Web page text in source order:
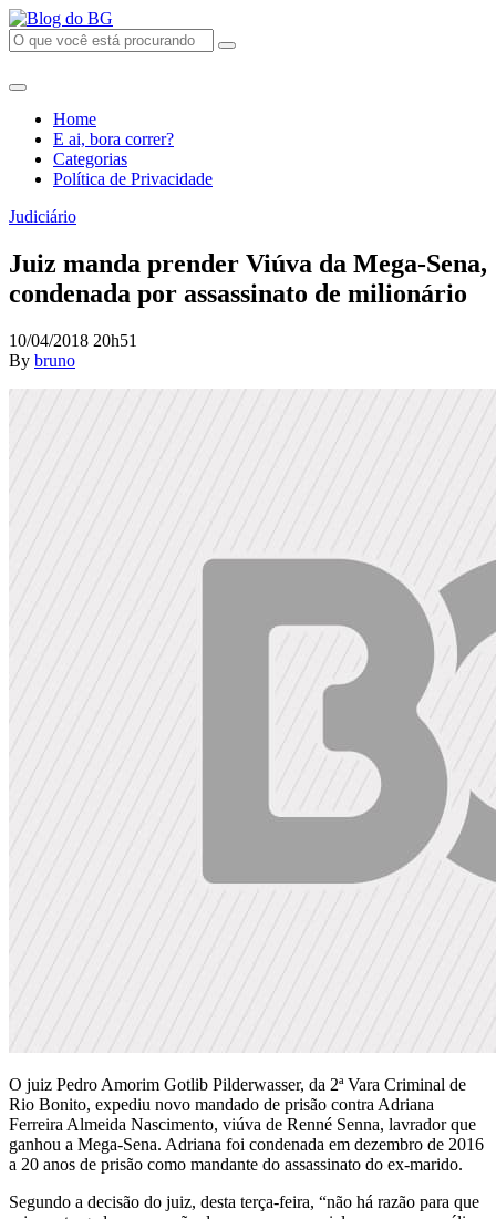
Home
E ai, bora correr?
Categorias
Política de Privacidade
Judiciário
Juiz manda prender Viúva da Mega-Sena,
condenada por assassinato de milionário
10/04/2018 20h51
By bruno
O juiz Pedro Amorim Gotlib Pilderwasser, da 2ª Vara Criminal de
Rio Bonito, expediu novo mandado de prisão contra Adriana
Ferreira Almeida Nascimento, viúva de Renné Senna, lavrador que
ganhou a Mega-Sena. Adriana foi condenada em dezembro de 2016
a 20 anos de prisão como mandante do assassinato do ex-marido.
Segundo a decisão do juiz, desta terça-feira, “não há razão para que